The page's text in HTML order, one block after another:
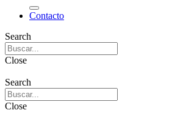
Contacto
Search
Close
Search
Close